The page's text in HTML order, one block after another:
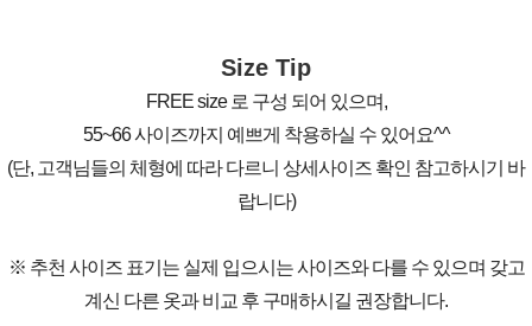
Size Tip
FREE size 로 구성 되어 있으며,
55~66 사이즈까지 예쁘게 착용하실 수 있어요^^
(단, 고객님들의 체형에 따라 다르니 상세사이즈 확인 참고하시기 바
랍니다)
※ 추천 사이즈 표기는 실제 입으시는 사이즈와 다를 수 있으며 갖고
계신 다른 옷과 비교 후 구매하시길 권장합니다.